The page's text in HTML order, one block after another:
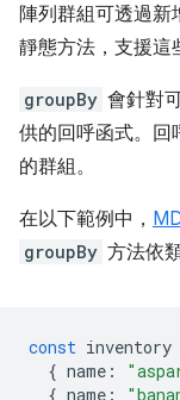
陣列群組可透過新
靜態方法，支援這
groupBy 會針對
供的回呼函式。回
的群組。
在以下範例中，
groupBy 方法依
const inventory
{ name :
{ name :